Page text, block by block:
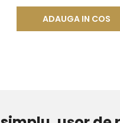
ADAUGA IN COS